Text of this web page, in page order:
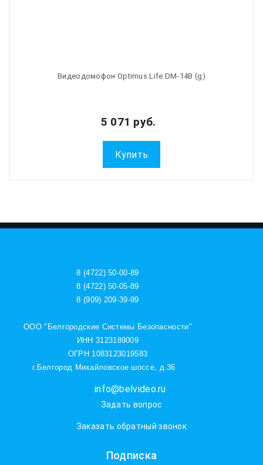
Видеодомофон Optimus Life DM-14B (g)
5 071 руб.
Купить
8 (4722) 50-00-89
8 (4722) 50-05-89
8 (909) 209-39-99
ООО "Белгородские Системы Безопасности"
ИНН 3123189009
ОГРН 1083123019583
г.Белгород Михайловское шоссе, д.36
info@belvideo.ru
Задать вопрос
Заказать обратный звонок
Подписка